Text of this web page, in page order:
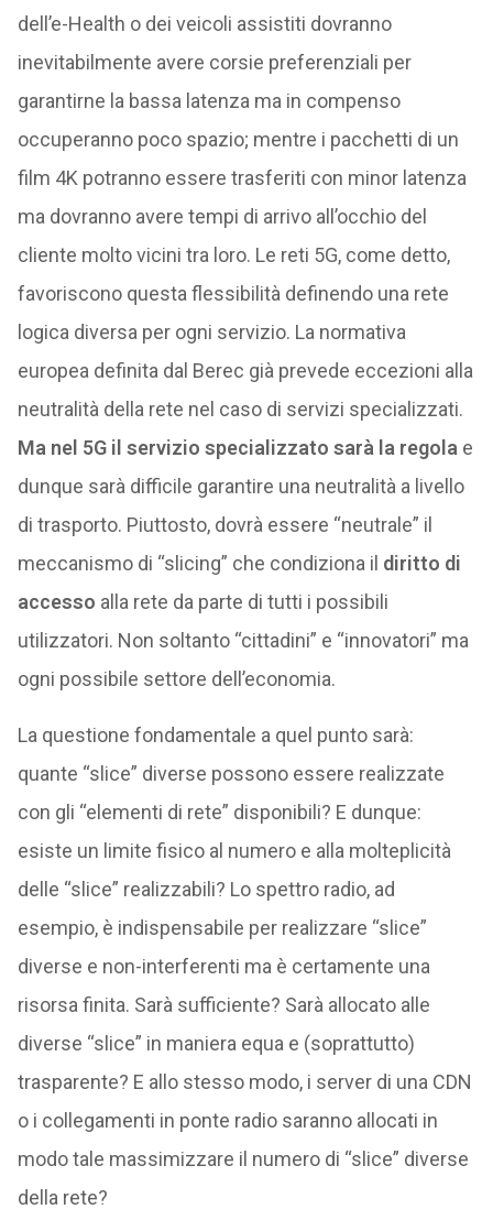
dell’e-Health o dei veicoli assistiti dovranno
inevitabilmente avere corsie preferenziali per
garantirne la bassa latenza ma in compenso
occuperanno poco spazio; mentre i pacchetti di un
film 4K potranno essere trasferiti con minor latenza
ma dovranno avere tempi di arrivo all’occhio del
cliente molto vicini tra loro. Le reti 5G, come detto,
favoriscono questa flessibilità definendo una rete
logica diversa per ogni servizio. La normativa
europea definita dal Berec già prevede eccezioni alla
neutralità della rete nel caso di servizi specializzati.
Ma nel 5G il servizio specializzato sarà la regola e
dunque sarà difficile garantire una neutralità a livello
di trasporto. Piuttosto, dovrà essere “neutrale” il
meccanismo di “slicing” che condiziona il diritto di
accesso alla rete da parte di tutti i possibili
utilizzatori. Non soltanto “cittadini” e “innovatori” ma
ogni possibile settore dell’economia.
La questione fondamentale a quel punto sarà:
quante “slice” diverse possono essere realizzate
con gli “elementi di rete” disponibili? E dunque:
esiste un limite fisico al numero e alla molteplicità
delle “slice” realizzabili? Lo spettro radio, ad
esempio, è indispensabile per realizzare “slice”
diverse e non-interferenti ma è certamente una
risorsa finita. Sarà sufficiente? Sarà allocato alle
diverse “slice” in maniera equa e (soprattutto)
trasparente? E allo stesso modo, i server di una CDN
o i collegamenti in ponte radio saranno allocati in
modo tale massimizzare il numero di “slice” diverse
della rete?